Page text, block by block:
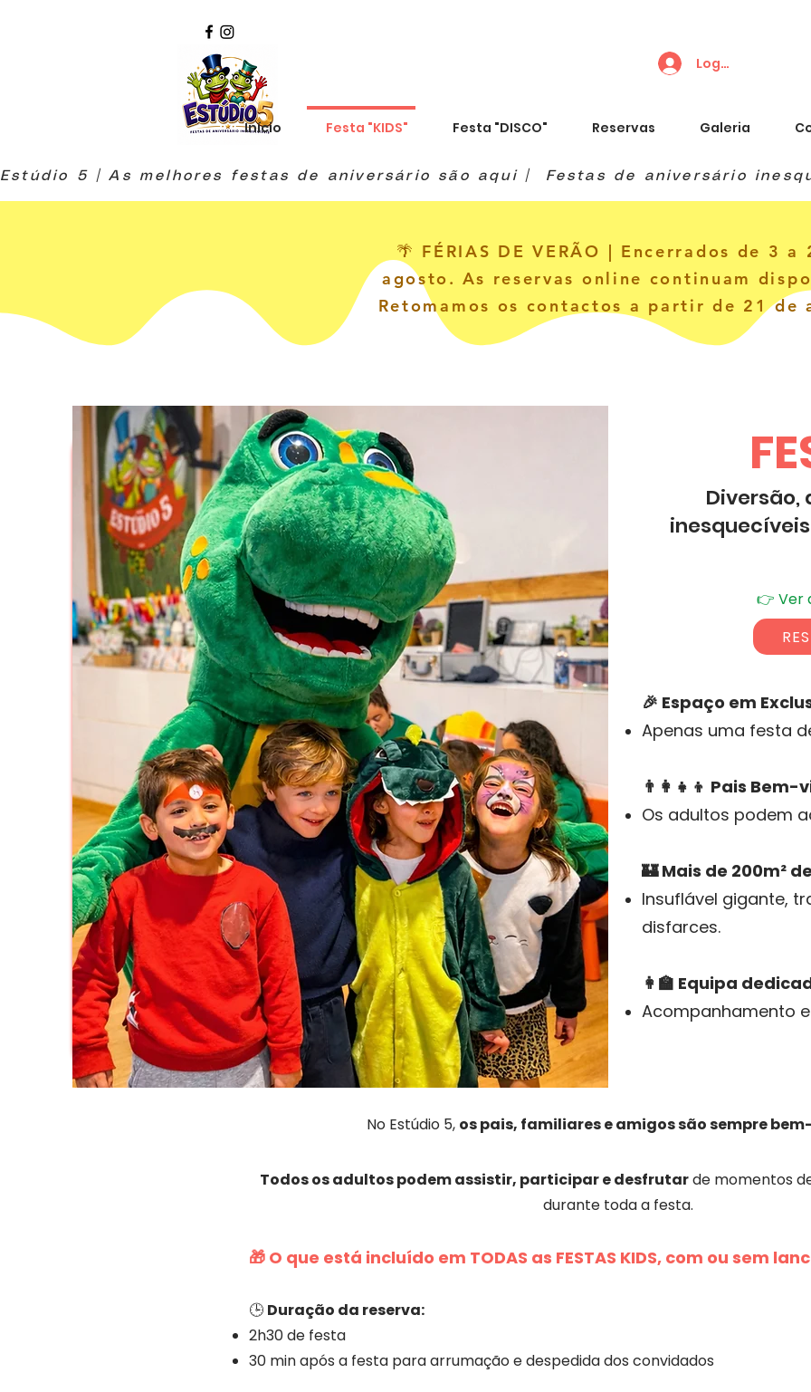
Login
Início Festa "KIDS" Festa "DISCO" Reservas Galeria
🌴 FÉRIAS DE VERÃO | Encerrados de 3 a
agosto. As reservas online continuam
Retomamos os contactos a partir de 21 de
👉 Ver
🎉 Espaço em
Apenas uma festa
👨‍👩‍👧‍👦 Pais Bem-
Os adultos podem
🏰 Mais de 200m²
Insuflável gigante,
disfarces.
👩‍🏫 Equipa
Acompanhamento
No Estúdio 5, os pais, familiares e amigos são sempre
Todos os adultos podem assistir, participar e desfrutarde momentos
durante toda a festa.
🎁 O que está incluído em TODAS as FESTAS KIDS, com ou sem
🕒 Duração da reserva:
2h30 de festa
30 min após a festa para arrumação e despedida dos convidados